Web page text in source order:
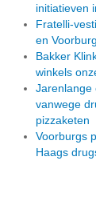
initiatieven
Fratelli-
en
Bakker
winkels
Jarenlange
vanwege
pizzaketen
Voorburgs
Haags